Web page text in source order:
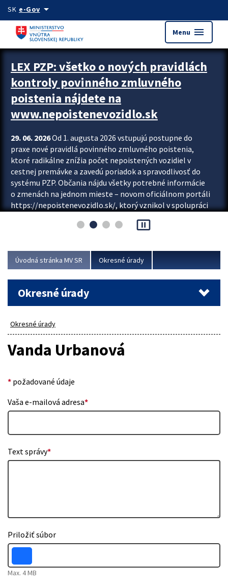
Preskocit na hlavný obsah
SK e-Govarrow_drop_down
Menu menu
Zastavit automatický posun upútavok
LEX PZP: všetko o nových pravidlách
kontroly povinného zmluvného
poistenia nájdete na
www.nepoistenevozidlo.sk
29. 06. 2026Od 1. augusta 2026 vstupujú postupne do
praxe nové pravidlá povinného zmluvného poistenia,
ktoré radikálne znížia počet nepoistených vozidiel v
cestnej premávke a zavedú poriadok a spravodlivosť do
systému PZP. Občania nájdu všetky potrebné informácie
o zmenách na jednom mieste – novom oficiálnom portáli
https://nepoistenevozidlo.sk/, ktorý vznikol v spolupráci
asociácie poisťovní (SLASPO) a Ministerstva vnútra SR.
Viac
pause_presentation
Úvodná stránka MV SR Okresné úrady
Okresné úrady
Okresné úrady
Vanda Urbanová
* požadované údaje
Vaša e-mailová adresa*
Text správy*
Priložiť súbor
Max. 4 MB